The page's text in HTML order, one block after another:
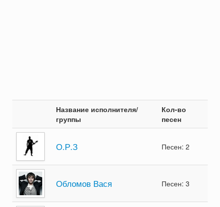
Название исполнителя/
группы
Кол-во
песен
О.Р.З Песен: 2
Обломов Вася Песен: 3